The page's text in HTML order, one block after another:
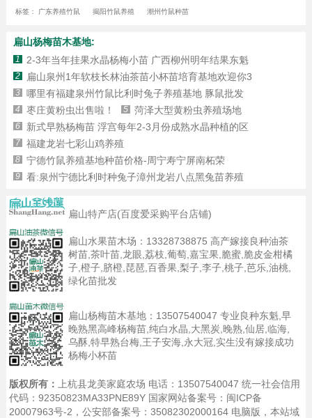
标签： 广东养殖竹鼠 揭阳竹鼠养殖 潮州竹鼠种苗
扁山杨梅苗木基地:
1 2-3年当年挂果水晶杨梅小苗 广西柳州明年结果东魁
2 扁山泉州1年软枝长林油茶苗小杯苗培育基地欢迎你3
3 哪里有福建泉州竹鼠比利时兔子养殖基地 豚鼠批发
4 枣庄黄粉虫出售啦！ 5 菏泽大型黄粉虫养殖场地
6 新式早熟杨梅苗 浮宫每年2-3月份成熟水晶种植的区
7 福建龙岩七彩山鸡养殖
8 宁德竹鼠养殖基地种苗价格-周宁寿宁屏南柘荣
9 看:泉州宁德比利时种兔子漳州龙岩八点黑兔苗养殖
扁山特产店(百度爱采购平台店铺)
扁山水果苗木场： 13328738875 高产嫁接良种油茶
树苗,茶叶苗,龙眼,荔枝,葡萄,嘉宝果,脆蜜,脆皮金柑橘
子,橙子,脐橙,琵琶,百香果,梨子,李子,桃子,芭乐,油桃,
绿化苗批发
扁山杨梅苗木基地： 13507540047 专业良种东魁,早
晚熟黑高峰杨梅苗,纯白水晶,大黑炭,晚熟,仙居,临海,
乌酥,特早熟台梅,王子安海,永大冠,实生没有嫁接成功
杨梅小杯苗
版权所有：上杭县龙美家庭农场 电话：13507540047 统一社会信用
代码：92350823MA33PNE89Y 国家网站备案号： 闽ICP备
20007963号-2 ，公安部备案号：35082302000164 电脑版 ，本站域